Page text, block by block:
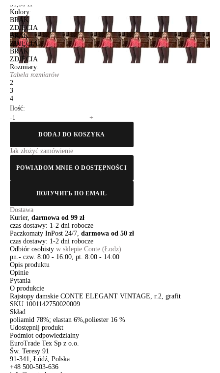
31,90 zł
Kolory:
BRAK
ZDJĘCIA
BRAK
ZDJĘCIA
BRAK
ZDJĘCIA
Rozmiary:
Tabela rozmiarów
2
3
4
Ilość:
-
+
DODAJ DO KOSZYKA
Jak złożyć zamówienie
POWIADOM MNIE O DOSTĘPNOŚCI
ПОЛУЧИТЬ ПО EMAIL
Dostawa
Kurier, darmowa od 99 zł
czas dostawy: 1-2 dni robocze
Paczkomaty InPost 24/7, darmowa od 50 zł
czas dostawy: 1-2 dni robocze
Odbiór osobisty w sklepie Conte (Łodz)
pn.- czw. 8:00 - 16:00, pt. 8:00 - 14:00
Opis produktu
Opinie
Pytania
O produkcie
Rajstopy damskie CONTE ELEGANT VINTAGE, r.2, grafit
SKU 1001142750020009
Skład
poliamid 78%; elastan 6%,poliester 16 %
Udostępnij produkt
Podmiot odpowiedzialny
EuroTrade Tex Sp z o.o.
Św. Teresy 91
91-341, Łódź, Polska
+48 500-503-636